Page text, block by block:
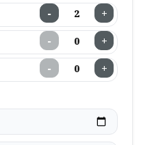
− +
− +
− +